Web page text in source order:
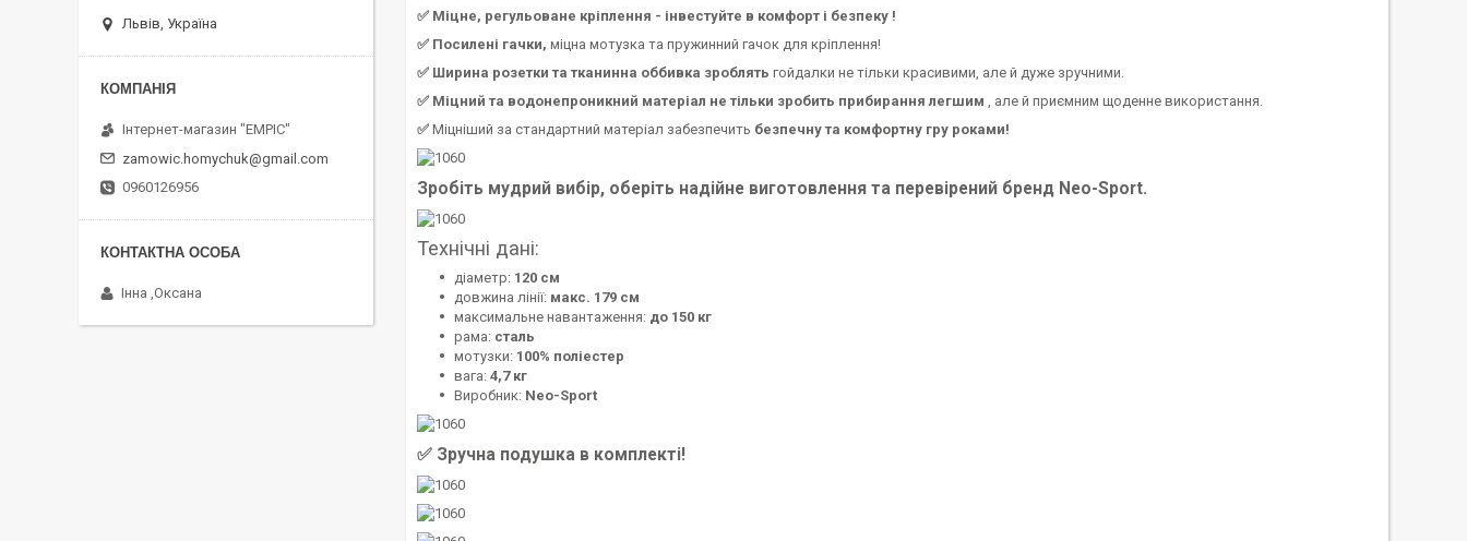
✅ Міцне, регульоване кріплення - інвестуйте в комфорт і безпеку !
✅ Посилені гачки, міцна мотузка та пружинний гачок для кріплення!
✅ Ширина розетки та тканинна оббивка зроблять гойдалки не тільки красивими, але й дуже зручними.
✅ Міцний та водонепроникний матеріал не тільки зробить прибирання легшим , але й приємним щоденне використання.
✅ Міцніший за стандартний матеріал забезпечить безпечну та комфортну гру роками!
Зробіть мудрий вибір, оберіть надійне виготовлення та перевірений бренд Neo-Sport.
Технічні дані:
діаметр: 120 см
довжина лінії: макс. 179 см
максимальне навантаження: до 150 кг
рама: сталь
мотузки: 100% поліестер
вага: 4,7 кг
Виробник: Neo-Sport
✅ Зручна подушка в комплекті!
Львів, Україна
Інтернет-магазин "EMPIC"
zamowic.homychuk@gmail.com
0960126956
Інна ,Оксана